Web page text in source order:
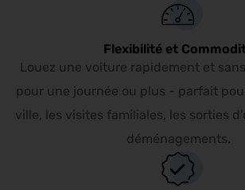
Flexibilité et
Louez une voiture rapidement et
pour une journée ou plus - parfait
ville, les visites familiales, les sorties
déménagements.